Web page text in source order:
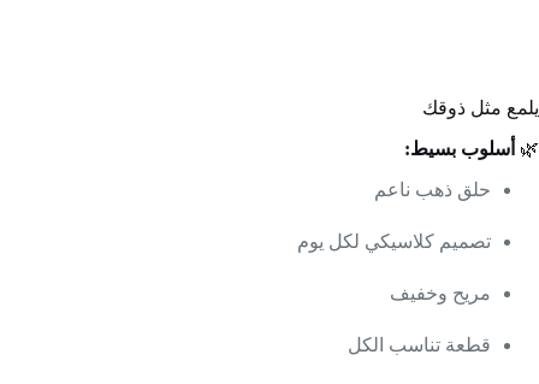
يلمع مثل ذوقك
🌿 أسلوب بسيط:
حلق ذهب ناعم
تصميم كلاسيكي لكل يوم
مريح وخفيف
قطعة تناسب الكل